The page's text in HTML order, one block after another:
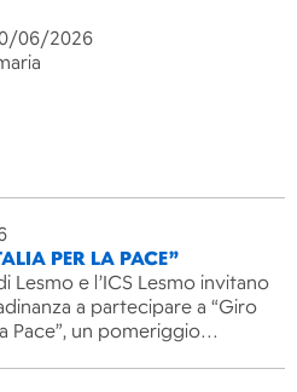
06/2026
PER LA PACE”
Lesmo e l’ICS Lesmo invitano
a partecipare a “Giro
Pace”, un pomeriggio…